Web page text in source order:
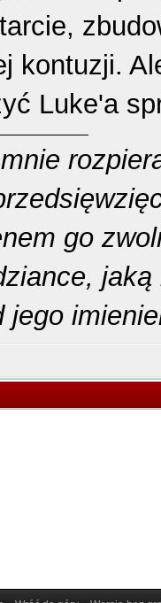
kontuzji.
Luke'a
go
jaką
jego